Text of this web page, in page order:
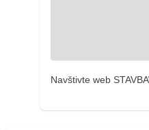
Navštivte web